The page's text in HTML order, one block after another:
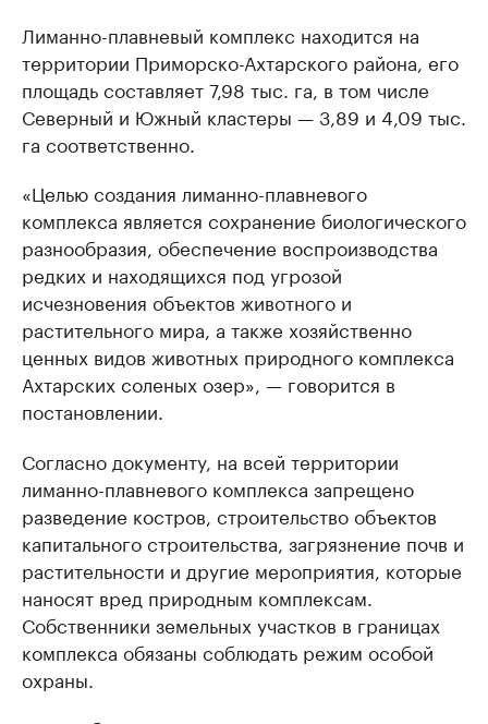
Лиманно-плавневый комплекс находится на
территории Приморско-Ахтарского района, его
площадь составляет 7,98 тыс. га, в том числе
Северный и Южный кластеры — 3,89 и 4,09 тыс.
га соответственно.
«Целью создания лиманно-плавневого
комплекса является сохранение биологического
разнообразия, обеспечение воспроизводства
редких и находящихся под угрозой
исчезновения объектов животного и
растительного мира, а также хозяйственно
ценных видов животных природного комплекса
Ахтарских соленых озер», — говорится в
постановлении.
Согласно документу, на всей территории
лиманно-плавневого комплекса запрещено
разведение костров, строительство объектов
капитального строительства, загрязнение почв и
растительности и другие мероприятия, которые
наносят вред природным комплексам.
Собственники земельных участков в границах
комплекса обязаны соблюдать режим особой
охраны.